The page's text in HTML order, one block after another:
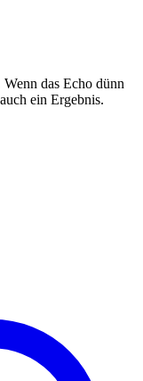
das Echo dünn
ein Ergebnis.